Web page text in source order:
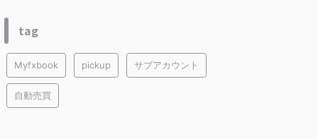
tag
Myfxbook pickup サブアカウント
自動売買